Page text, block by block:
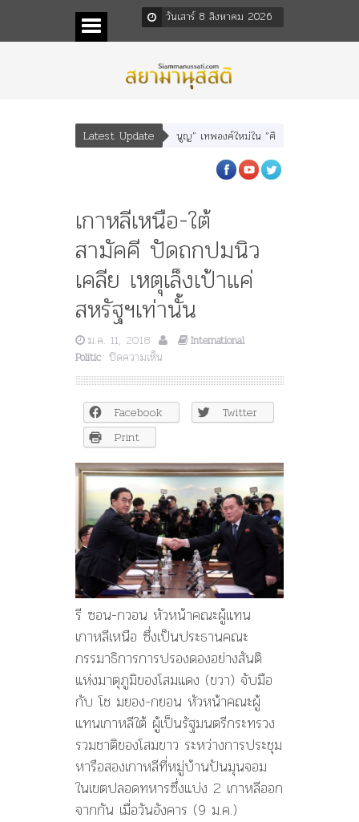
วันเสาร์ 8 สิงหาคม 2026
Latest Update
“อรุณเทพบุตร” และ “เทพีรัฐธรรมนูญ” เทพองค์ใหม่ใน “ศิลปะคณะราษฎร”
เกาหลีเหนือ-ใต้
สามัคคี ปัดถกปมนิว
เคลีย เหตุเล็งเป้าแค่
สหรัฐฯเท่านั้น
ม.ค. 11, 2018
International
Politic ปิดความเห็น
เกาหลีเหนือ-
ใต้
สามัคคี
ปัด
นิ
ว
เคลีย
เหตุ
เล็ง
เป้า
แค่
สหรัฐฯ
เท่านั้น
Facebook
Twitter
Print
รี ซอน-กวอน หัวหน้าคณะผู้แทน
เกาหลีเหนือ ซึ่งเป็นประธานคณะ
กรรมาธิการการปรองดองอย่างสันติ
แห่งมาตุภูมิของโสมแดง (ขวา) จับมือ
กับ โช มยอง-กยอน หัวหน้าคณะผู้
แทนเกาหลีใต้ ผู้เป็นรัฐมนตรีกระทรวง
รวมชาติของโสมขาว ระหว่างการประชุม
หารือสองเกาหลีที่หมู่บ้านปันมุนจอม
ในเขตปลอดทหารซึ่งแบ่ง 2 เกาหลีออก
จากกัน เมื่อวันอังคาร (9 ม.ค.)